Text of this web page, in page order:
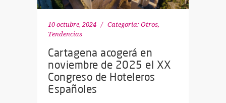
10 octubre, 2024 Categoría: Otros,
Tendencias
Cartagena acogerá en
noviembre de 2025 el XX
Congreso de Hoteleros
Españoles